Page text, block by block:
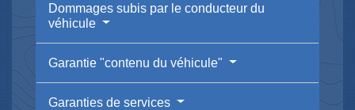
Dommages subis par le conducteur du
véhicule
Garantie "contenu du véhicule"
Garanties de services